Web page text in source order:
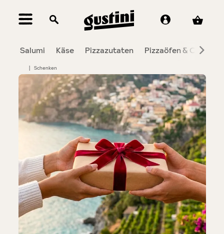
springen
Salumi Käse Pizzazutaten Pizzaöfen & Co.
| Schenken